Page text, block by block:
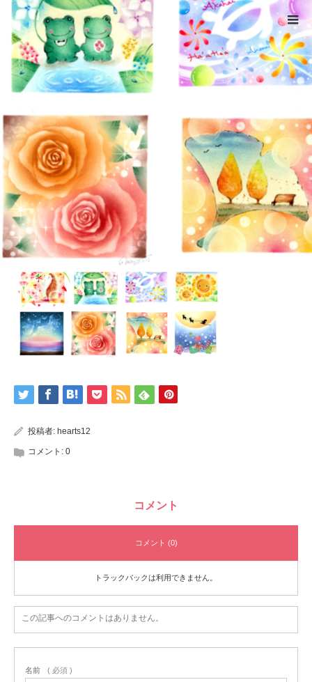
ホーム calender – 1
Warning: ltrim() expects parameter 1 to be string, object given
includes/formatting.phpon line
calender – 1
2020.12.13
投稿者: hearts12
コメント: 0
コメント
コメント (0)
トラックバックは利用できません。
この記事へのコメントはありません。
名前 ( 必須 )